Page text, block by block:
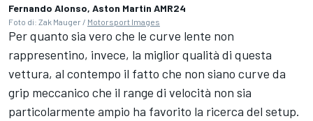
Fernando Alonso, Aston Martin AMR24
Foto di: Zak Mauger / Motorsport Images
Per quanto sia vero che le curve lente non
rappresentino, invece, la miglior qualità di questa
vettura, al contempo il fatto che non siano curve da
grip meccanico che il range di velocità non sia
particolarmente ampio ha favorito la ricerca del setup.